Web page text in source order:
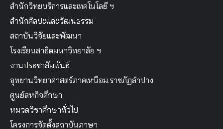
สำนักวิทยบริการและเทคโนโลยี ฯ
สำนักศิลปะและวัฒนธรรม
สถาบันวิจัยและพัฒนา
โรงเรียนสาธิตมหาวิทยาลัย ฯ
งานประชาสัมพันธ์
อุทยานวิทยาศาสตร์ภาคเหนือม.ราชภัฏลำปาง
ศูนย์สหกิจศึกษา
หมวดวิชาศึกษาทั่วไป
โครงการจัดตั้งสถาบันภาษา